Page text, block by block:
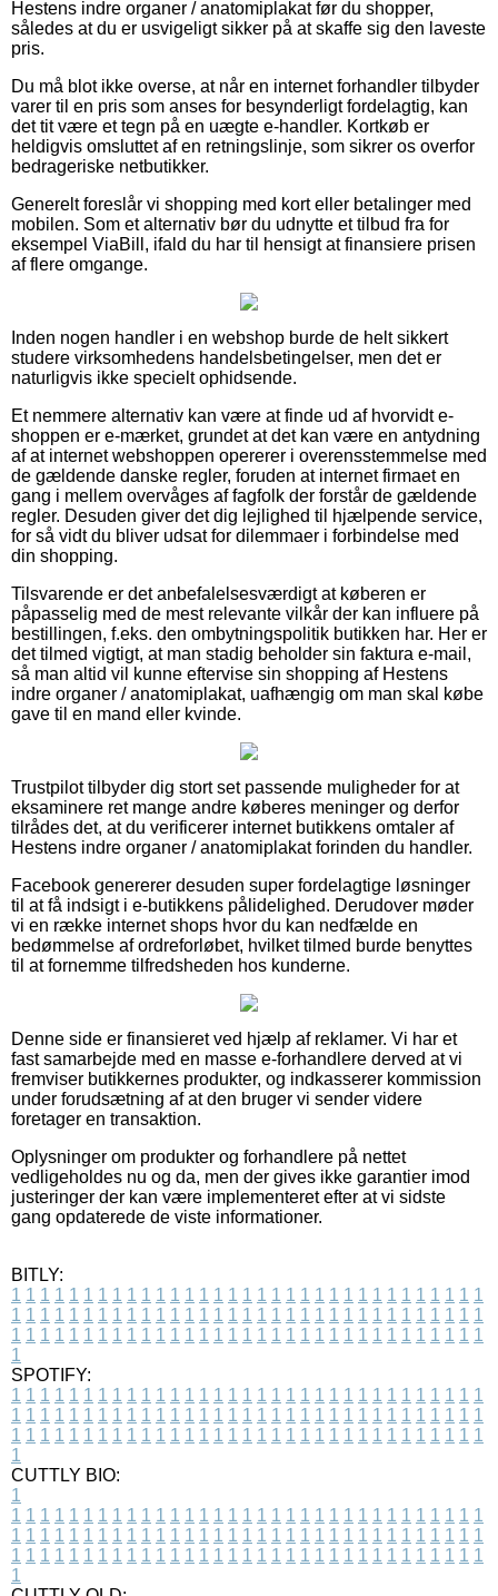
Hestens indre organer / anatomiplakat før du shopper,
således at du er usvigeligt sikker på at skaffe sig den laveste
pris.
Du må blot ikke overse, at når en internet forhandler tilbyder
varer til en pris som anses for besynderligt fordelagtig, kan
det tit være et tegn på en uægte e-handler. Kortkøb er
heldigvis omsluttet af en retningslinje, som sikrer os overfor
bedrageriske netbutikker.
Generelt foreslår vi shopping med kort eller betalinger med
mobilen. Som et alternativ bør du udnytte et tilbud fra for
eksempel ViaBill, ifald du har til hensigt at finansiere prisen
af flere omgange.
Inden nogen handler i en webshop burde de helt sikkert
studere virksomhedens handelsbetingelser, men det er
naturligvis ikke specielt ophidsende.
Et nemmere alternativ kan være at finde ud af hvorvidt e-
shoppen er e-mærket, grundet at det kan være en antydning
af at internet webshoppen opererer i overensstemmelse med
de gældende danske regler, foruden at internet firmaet en
gang i mellem overvåges af fagfolk der forstår de gældende
regler. Desuden giver det dig lejlighed til hjælpende service,
for så vidt du bliver udsat for dilemmaer i forbindelse med
din shopping.
Tilsvarende er det anbefalelsesværdigt at køberen er
påpasselig med de mest relevante vilkår der kan influere på
bestillingen, f.eks. den ombytningspolitik butikken har. Her er
det tilmed vigtigt, at man stadig beholder sin faktura e-mail,
så man altid vil kunne eftervise sin shopping af Hestens
indre organer / anatomiplakat, uafhængig om man skal købe
gave til en mand eller kvinde.
Trustpilot tilbyder dig stort set passende muligheder for at
eksaminere ret mange andre køberes meninger og derfor
tilrådes det, at du verificerer internet butikkens omtaler af
Hestens indre organer / anatomiplakat forinden du handler.
Facebook genererer desuden super fordelagtige løsninger
til at få indsigt i e-butikkens pålidelighed. Derudover møder
vi en række internet shops hvor du kan nedfælde en
bedømmelse af ordreforløbet, hvilket tilmed burde benyttes
til at fornemme tilfredsheden hos kunderne.
Denne side er finansieret ved hjælp af reklamer. Vi har et
fast samarbejde med en masse e-forhandlere derved at vi
fremviser butikkernes produkter, og indkasserer kommission
under forudsætning af at den bruger vi sender videre
foretager en transaktion.
Oplysninger om produkter og forhandlere på nettet
vedligeholdes nu og da, men der gives ikke garantier imod
justeringer der kan være implementeret efter at vi sidste
gang opdaterede de viste informationer.
BITLY:
1 1 1 1 1 1 1 1 1 1 1 1 1 1 1 1 1 1 1 1 1 1 1 1 1 1 1 1 1 1 1 1 1
1 1 1 1 1 1 1 1 1 1 1 1 1 1 1 1 1 1 1 1 1 1 1 1 1 1 1 1 1 1 1 1 1
1 1 1 1 1 1 1 1 1 1 1 1 1 1 1 1 1 1 1 1 1 1 1 1 1 1 1 1 1 1 1 1 1
1
SPOTIFY:
1 1 1 1 1 1 1 1 1 1 1 1 1 1 1 1 1 1 1 1 1 1 1 1 1 1 1 1 1 1 1 1 1
1 1 1 1 1 1 1 1 1 1 1 1 1 1 1 1 1 1 1 1 1 1 1 1 1 1 1 1 1 1 1 1 1
1 1 1 1 1 1 1 1 1 1 1 1 1 1 1 1 1 1 1 1 1 1 1 1 1 1 1 1 1 1 1 1 1
1
CUTTLY BIO:
1
1 1 1 1 1 1 1 1 1 1 1 1 1 1 1 1 1 1 1 1 1 1 1 1 1 1 1 1 1 1 1 1 1
1 1 1 1 1 1 1 1 1 1 1 1 1 1 1 1 1 1 1 1 1 1 1 1 1 1 1 1 1 1 1 1 1
1 1 1 1 1 1 1 1 1 1 1 1 1 1 1 1 1 1 1 1 1 1 1 1 1 1 1 1 1 1 1 1 1
1